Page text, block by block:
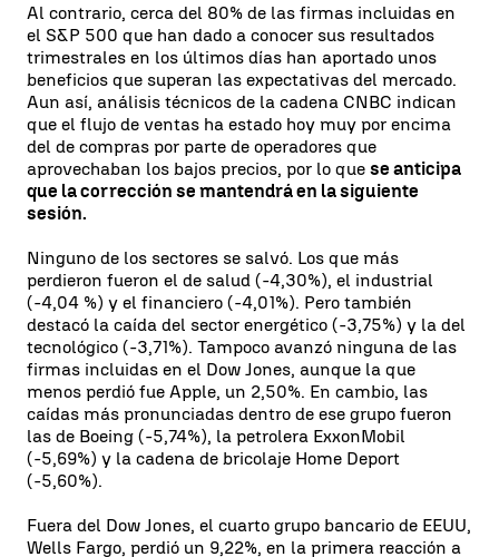
Al contrario, cerca del 80% de las firmas incluidas en
el S&P 500 que han dado a conocer sus resultados
trimestrales en los últimos días han aportado unos
beneficios que superan las expectativas del mercado.
Aun así, análisis técnicos de la cadena CNBC indican
que el flujo de ventas ha estado hoy muy por encima
del de compras por parte de operadores que
aprovechaban los bajos precios, por lo que se anticipa
que la corrección se mantendrá en la siguiente
sesión.
Ninguno de los sectores se salvó. Los que más
perdieron fueron el de salud (-4,30%), el industrial
(-4,04 %) y el financiero (-4,01%). Pero también
destacó la caída del sector energético (-3,75%) y la del
tecnológico (-3,71%). Tampoco avanzó ninguna de las
firmas incluidas en el Dow Jones, aunque la que
menos perdió fue Apple, un 2,50%. En cambio, las
caídas más pronunciadas dentro de ese grupo fueron
las de Boeing (-5,74%), la petrolera ExxonMobil
(-5,69%) y la cadena de bricolaje Home Deport
(-5,60%).
Fuera del Dow Jones, el cuarto grupo bancario de EEUU,
Wells Fargo, perdió un 9,22%, en la primera reacción a